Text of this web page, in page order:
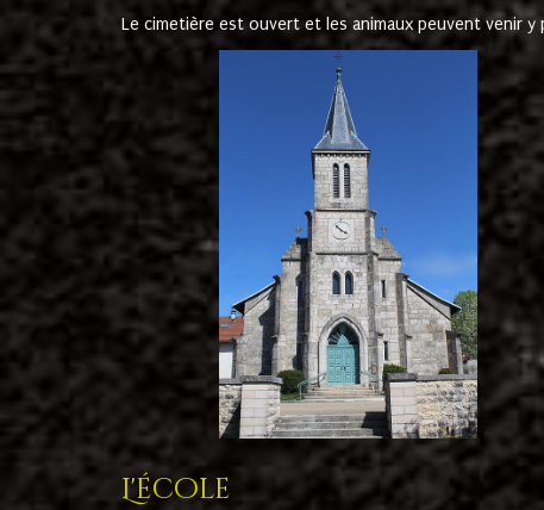
Le cimetière est ouvert et les animaux peuvent venir y
L'école